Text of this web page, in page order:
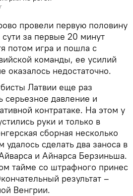
провели первую половину
за первые 20 минут
потом игра и пошла с
команды, ее усилий
оказалось недостаточно.
Латвии еще раз
серьезное давление и
контратаке. На этом у
руки и только в
сборная несколько
удалось сделать два заноса в
и Айнарса Берзиньша.
тайме со штрафного принес
результат –
Венгрии.